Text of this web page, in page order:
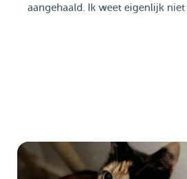
aangehaald. Ik weet eigenlijk